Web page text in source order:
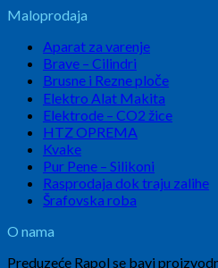
Maloprodaja
Aparat za varenje
Brave – Cilindri
Brusne i Rezne ploče
Elektro Alat Makita
Elektrode – CO2 žice
HTZ OPREMA
Kvake
Pur Pene – Silikoni
Rasprodaja dok traju zalihe
Šrafovska roba
O nama
Preduzeće Rapol se bavi